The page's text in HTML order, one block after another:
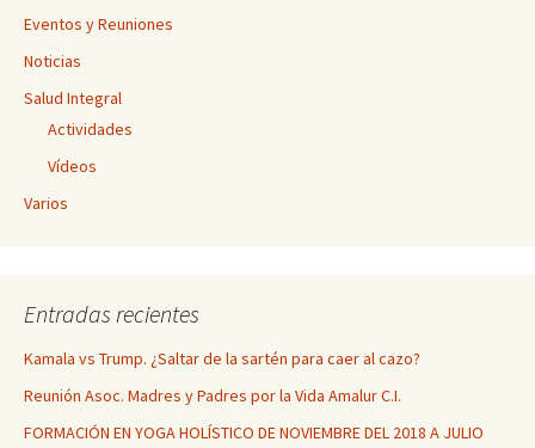
Eventos y Reuniones
Noticias
Salud Integral
Actividades
Vídeos
Varios
Entradas recientes
Kamala vs Trump. ¿Saltar de la sartén para caer al cazo?
Reunión Asoc. Madres y Padres por la Vida Amalur C.I.
FORMACIÓN EN YOGA HOLÍSTICO DE NOVIEMBRE DEL 2018 A JULIO